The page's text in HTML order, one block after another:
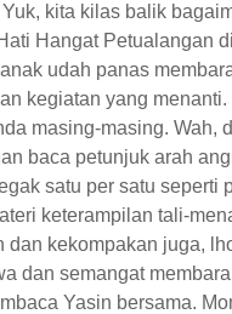
kita kilas balik
Hangat Petualangan
udah panas
kegiatan yang
masing-masing. Wah,
baca petunjuk arah
satu per satu
keterampilan tali-
dan kekompakan juga,
dan semangat
Yasin bersama.